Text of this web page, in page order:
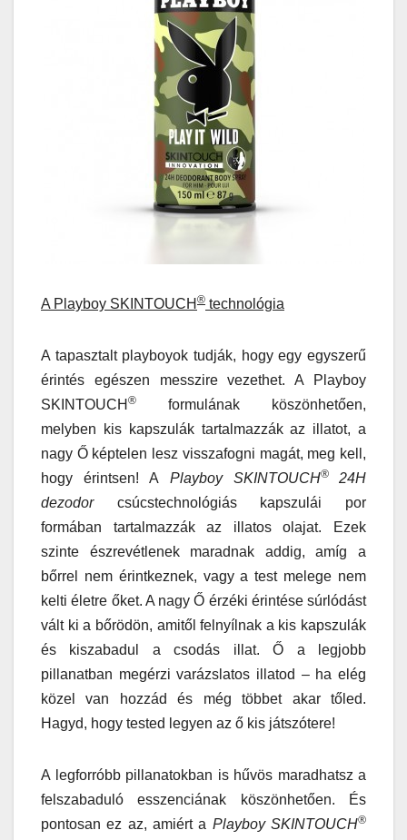
A Playboy SKINTOUCH ® technológia
A tapasztalt playboyok tudják, hogy egy egyszerű
érintés egészen messzire vezethet. A Playboy
SKINTOUCH ®
formulának köszönhetően,
melyben kis kapszulák tartalmazzák az illatot, a
nagy Ő képtelen lesz visszafogni magát, meg kell,
hogy érintsen! A Playboy SKINTOUCH® 24H
dezodor csúcstechnológiás kapszulái por
formában tartalmazzák az illatos olajat. Ezek
szinte észrevétlenek maradnak addig, amíg a
bőrrel nem érintkeznek, vagy a test melege nem
kelti életre őket. A nagy Ő érzéki érintése súrlódást
vált ki a bőrödön, amitől felnyílnak a kis kapszulák
és kiszabadul a csodás illat. Ő a legjobb
pillanatban megérzi varázslatos illatod – ha elég
közel van hozzád és még többet akar tőled.
Hagyd, hogy tested legyen az ő kis játszótere!
A legforróbb pillanatokban is hűvös maradhatsz a
felszabaduló esszenciának köszönhetően. És
pontosan ez az, amiért a Playboy SKINTOUCH®